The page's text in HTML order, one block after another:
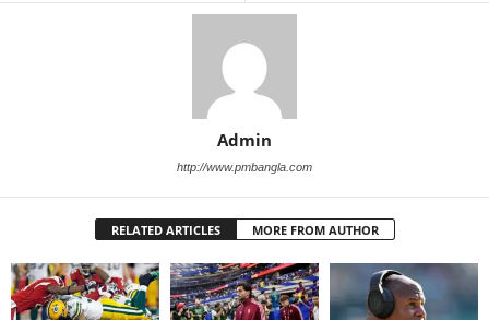
Admin
http://www.pmbangla.com
RELATED ARTICLES MORE FROM AUTHOR